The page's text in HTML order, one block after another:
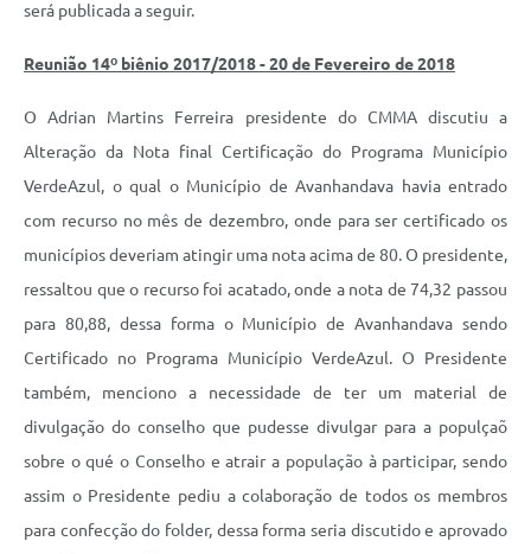
será publicada a seguir.
Reunião 14º biênio 2017/2018 - 20 de Fevereiro de 2018
O Adrian Martins Ferreira presidente do CMMA discutiu a
Alteração da Nota final Certificação do Programa Município
VerdeAzul, o qual o Município de Avanhandava havia entrado
com recurso no mês de dezembro, onde para ser certificado os
municípios deveriam atingir uma nota acima de 80. O presidente,
ressaltou que o recurso foi acatado, onde a nota de 74,32 passou
para 80,88, dessa forma o Município de Avanhandava sendo
Certificado no Programa Município VerdeAzul. O Presidente
também, menciono a necessidade de ter um material de
divulgação do conselho que pudesse divulgar para a populçaõ
sobre o qué o Conselho e atrair a população à participar, sendo
assim o Presidente pediu a colaboração de todos os membros
para confecção do folder, dessa forma seria discutido e aprovado